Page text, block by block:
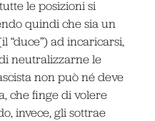
le posizioni si
quindi che sia un
“duce”) ad incaricarsi,
neutralizzarne le
non può né deve
che finge di volere
invece, gli sottrae